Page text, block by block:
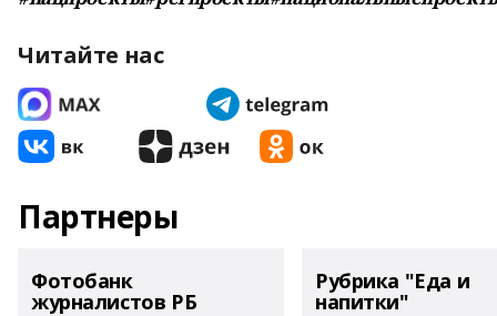
Читайте нас
Партнеры
Фотобанк
журналистов РБ
Рубрика "Еда и
напитки"